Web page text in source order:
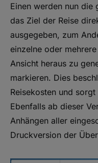
Einen werden nun die
das Ziel der Reise
ausgegeben, zum
einzelne oder
Ansicht heraus zu
markieren. Dies
Reisekosten und
Ebenfalls ab dieser
Anhängen aller
Druckversion der